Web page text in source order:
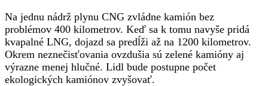
Na jednu nádrž plynu CNG zvládne kamión bez
problémov 400 kilometrov. Keď sa k tomu navyše pridá
kvapalné LNG, dojazd sa predĺži až na 1200 kilometrov.
Okrem neznečisťovania ovzdušia sú zelené kamióny aj
výrazne menej hlučné. Lidl bude postupne počet
ekologických kamiónov zvyšovať.